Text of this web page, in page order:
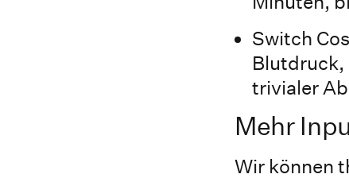
Switch
Blutdruck,
trivialer
Mehr
Wir können